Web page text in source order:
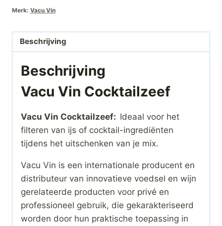
Merk: Vacu Vin
Beschrijving
Beschrijving
Vacu Vin Cocktailzeef
Vacu Vin Cocktailzeef: Ideaal voor het
filteren van ijs of cocktail-ingrediënten
tijdens het uitschenken van je mix.
Vacu Vin is een internationale producent en
distributeur van innovatieve voedsel en wijn
gerelateerde producten voor privé en
professioneel gebruik, die gekarakteriseerd
worden door hun praktische toepassing in